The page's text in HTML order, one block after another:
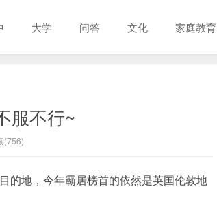
大学 问答 文化 家庭教育
服不行~
(756)
的地，今年霸居榜首的依然是英国伦敦地